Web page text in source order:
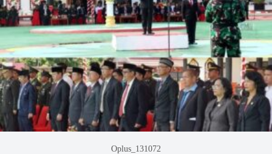
Oplus_131072